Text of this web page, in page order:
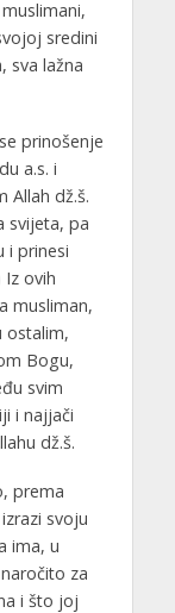
sredini
sva lažna
prinošenje
a.s. i
Allah dž.š.
svijeta, pa
i prinesi
Iz ovih
musliman,
ostalim,
Bogu,
svim
i najjači
dž.š.
prema
svoju
ima, u
za
i što joj